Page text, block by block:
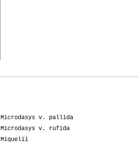
Microdasys v. pallida
Microdasys v. rufida
Miquelii